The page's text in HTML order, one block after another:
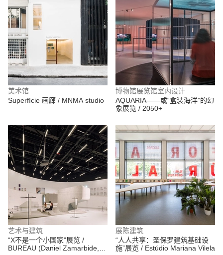
美术馆
Superfície 画廊 / MNMA studio
博物馆展览馆室内设计
AQUARIA——或“盒装海洋”的幻
象展览 / 2050+
艺术与建筑
“X不是一个小国家”展览 /
BUREAU (Daniel Zamarbide,
展陈建筑
“人人共享：圣保罗建筑基础设
施”展览 / Estúdio Mariana Vilela